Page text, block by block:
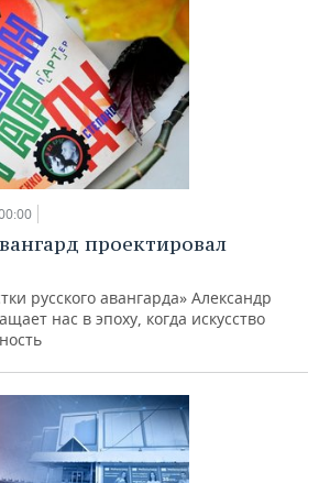
проектировал
русского авангарда» Александр
нас в эпоху, когда искусство